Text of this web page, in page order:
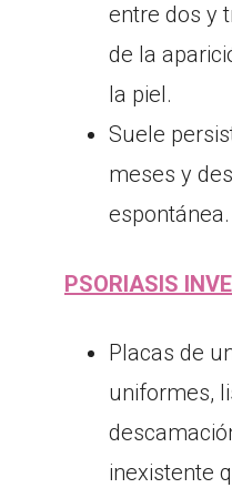
entre dos y
de la
la piel.
Suele
meses y
espontánea.
PSORIASIS
Placas de
uniformes,
inexistente